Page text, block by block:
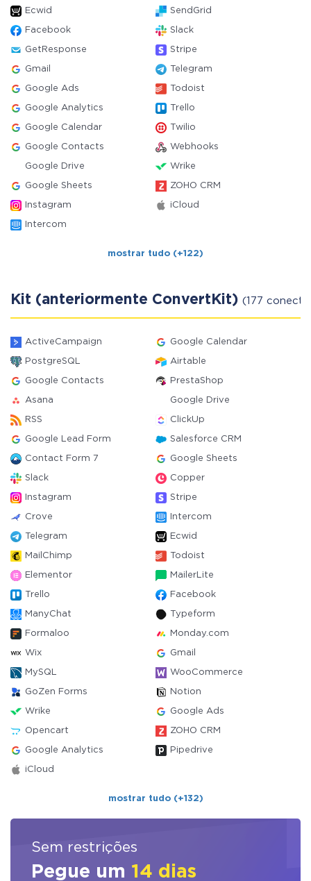
Ecwid SendGrid
Facebook Slack
GetResponse Stripe
Gmail Telegram
Google Ads Todoist
Google Analytics Trello
Google Calendar Twilio
Google Contacts Webhooks
Google Drive Wrike
Google Sheets ZOHO CRM
Instagram iCloud
Intercom
mostrar tudo (+122)
Kit (anteriormente ConvertKit) (177
ActiveCampaign Google Calendar
PostgreSQL Airtable
Google Contacts PrestaShop
Asana Google Drive
RSS ClickUp
Google Lead Form Salesforce CRM
Contact Form 7 Google Sheets
Slack Copper
Instagram Stripe
Crove Intercom
Telegram Ecwid
MailChimp Todoist
Elementor MailerLite
Trello Facebook
ManyChat Typeform
Formaloo Monday.com
Wix Gmail
MySQL WooCommerce
GoZen Forms Notion
Wrike Google Ads
Opencart ZOHO CRM
Google Analytics Pipedrive
iCloud
mostrar tudo (+132)
Sem restrições
Pegue um 14 dias